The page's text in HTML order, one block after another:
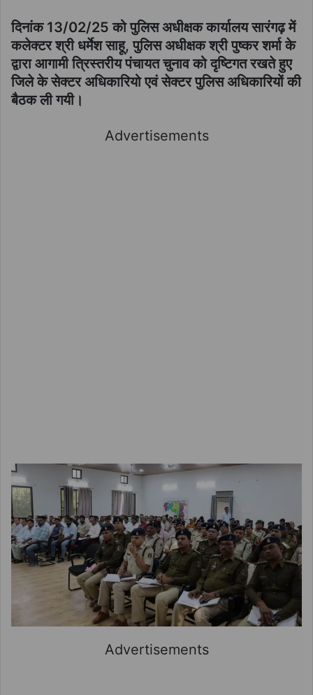
दिनांक 13/02/25 को पुलिस अधीक्षक कार्यालय सारंगढ़ में
कलेक्टर श्री धर्मेश साहू, पुलिस अधीक्षक श्री पुष्कर शर्मा के
द्वारा आगामी त्रिस्तरीय पंचायत चुनाव को दृष्टिगत रखते हुए
जिले के सेक्टर अधिकारियो एवं सेक्टर पुलिस अधिकारियों की
बैठक ली गयी।
Advertisements
Advertisements